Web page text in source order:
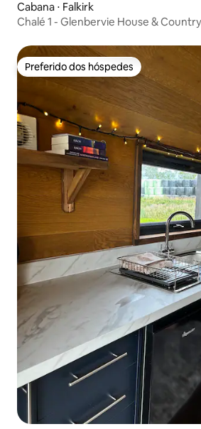
Cabana ⋅ Falkirk
Chalé 1 - Glenbervie House &
Preferido dos hóspedes
Preferido dos hóspedes